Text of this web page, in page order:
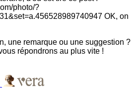
photo/?
OK, on
une remarque ou une suggestion ?
répondrons au plus vite !